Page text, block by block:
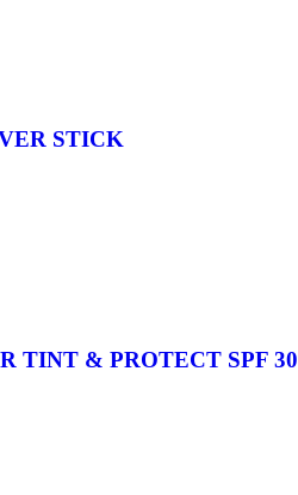
STICK
TINT & PROTECT SPF 30